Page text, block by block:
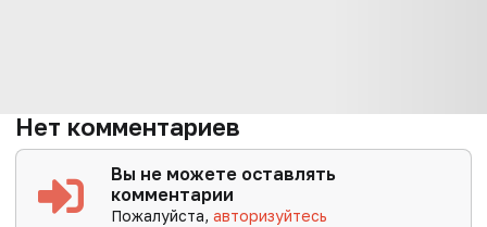
Нет комментариев
Вы не можете оставлять
комментарии
Пожалуйста,авторизуйтесь